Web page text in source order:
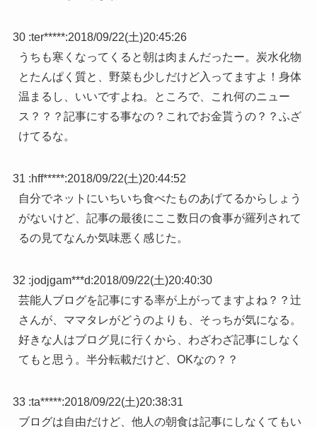
30 :ter*****:2018/09/22(土)20:45:26
うちも寒くなってくると朝は肉まんだったー。炭水化物
とたんぱく質と、野菜も少しだけど入ってますよ！身体
温まるし、いいですよね。ところで、これ何のニュー
ス？？？記事にする事なの？これでお金貰うの？？ふざ
けてるな。
31 :hff*****:2018/09/22(土)20:44:52
自分でネットにいちいち食べたものあげてるからしょう
がないけど、記事の最後にここ数日の食事が羅列されて
るの見てなんか気味悪く感じた。
32 :jodjgam***d:2018/09/22(土)20:40:30
芸能人ブログを記事にする率が上がってますよね？？辻
さんが、ママタレがどうのよりも、そっちが気になる。
好きな人はブログ見に行くから、わざわざ記事にしなく
てもと思う。半分転載だけど、OKなの？？
33 :ta*****:2018/09/22(土)20:38:31
ブログは自由だけど、他人の朝食は記事にしなくてもい